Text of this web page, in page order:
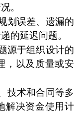
。
划误差、遗漏的
的延迟问题。
源于组织设计的
，以及质量或安
技术和合同等多
解决资金使用计